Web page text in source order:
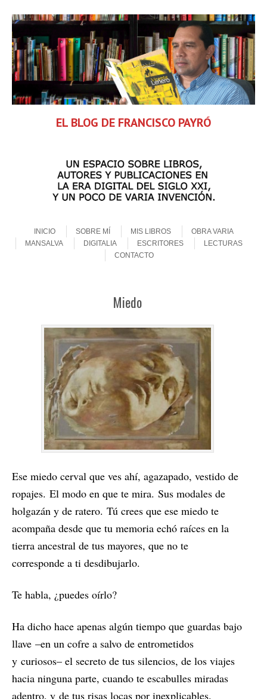
EL BLOG DE FRANCISCO PAYRÓ
MenuINICIO
SOBRE MÍ MIS LIBROS
OBRA VARIA
MANSALVA
DIGITALIA ESCRITORES
LECTURAS
CONTACTO
Miedo
Ese miedo cerval que ves ahí, agazapado, vestido de
ropajes. El modo en que te mira. Sus modales de
holgazán y de ratero. Tú crees que ese miedo te
acompaña desde que tu memoria echó raíces en la
tierra ancestral de tus mayores, que no te
corresponde a ti desdibujarlo.
Te habla, ¿puedes oírlo?
Ha dicho hace apenas algún tiempo que guardas bajo
llave –en un cofre a salvo de entrometidos
y curiosos– el secreto de tus silencios, de los viajes
hacia ninguna parte, cuando te escabulles miradas
adentro, y de tus risas locas por inexplicables.